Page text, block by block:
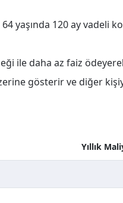
yaşında 120 ay vadeli
ile daha az faiz
gösterir ve diğer
Yıllık